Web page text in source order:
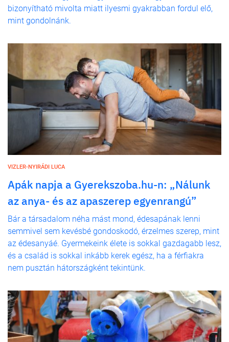
bizonyítható mivolta miatt ilyesmi gyakrabban fordul elő,
mint gondolnánk.
VIZLER-NYIRÁDI LUCA
Apák napja a Gyerekszoba.hu-n: „Nálunk
az anya- és az apaszerep egyenrangú”
Bár a társadalom néha mást mond, édesapának lenni
semmivel sem kevésbé gondoskodó, érzelmes szerep, mint
az édesanyáé. Gyermekeink élete is sokkal gazdagabb lesz,
és a család is sokkal inkább kerek egész, ha a férfiakra
nem pusztán hátországként tekintünk.